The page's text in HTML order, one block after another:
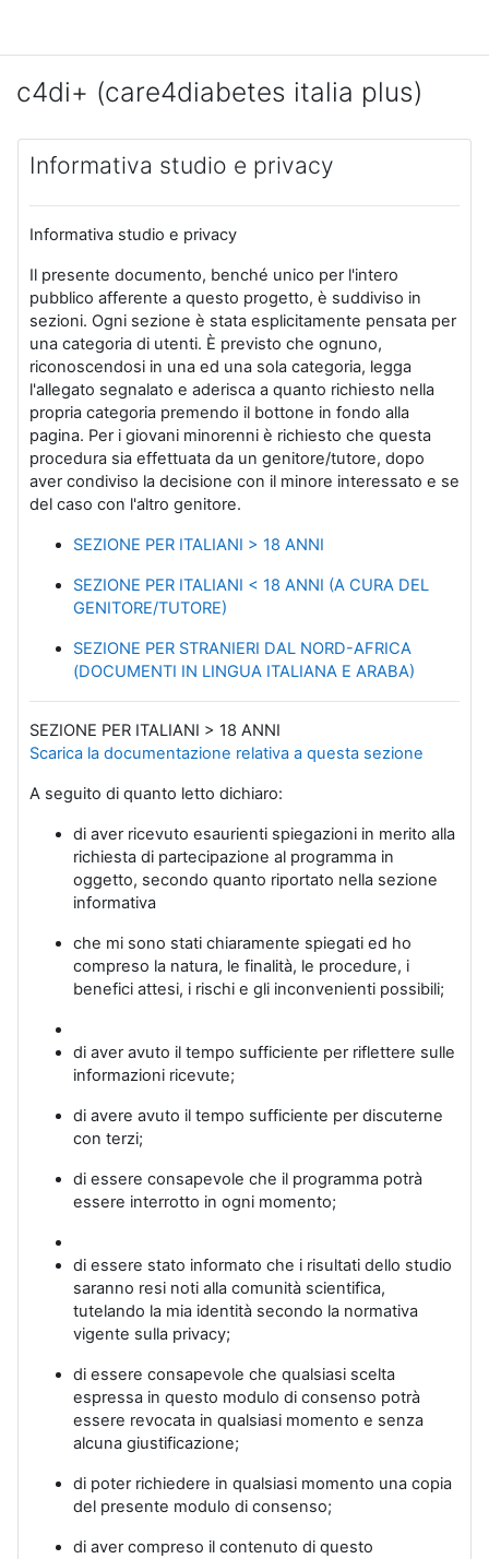
c4di+ (care4diabetes italia plus)
Informativa studio e privacy
Informativa studio e privacy
Il presente documento, benché unico per l'intero
pubblico afferente a questo progetto, è suddiviso in
sezioni. Ogni sezione è stata esplicitamente pensata per
una categoria di utenti. È previsto che ognuno,
riconoscendosi in una ed una sola categoria, legga
l'allegato segnalato e aderisca a quanto richiesto nella
propria categoria premendo il bottone in fondo alla
pagina. Per i giovani minorenni è richiesto che questa
procedura sia effettuata da un genitore/tutore, dopo
aver condiviso la decisione con il minore interessato e se
del caso con l'altro genitore.
SEZIONE PER ITALIANI > 18 ANNI
SEZIONE PER ITALIANI < 18 ANNI (A CURA DEL
GENITORE/TUTORE)
SEZIONE PER STRANIERI DAL NORD-AFRICA
(DOCUMENTI IN LINGUA ITALIANA E ARABA)
SEZIONE PER ITALIANI > 18 ANNI
Scarica la documentazione relativa a questa sezione
A seguito di quanto letto dichiaro:
di aver ricevuto esaurienti spiegazioni in merito alla
richiesta di partecipazione al programma in
oggetto, secondo quanto riportato nella sezione
informativa
che mi sono stati chiaramente spiegati ed ho
compreso la natura, le finalità, le procedure, i
benefici attesi, i rischi e gli inconvenienti possibili;
di aver avuto il tempo sufficiente per riflettere sulle
informazioni ricevute;
di avere avuto il tempo sufficiente per discuterne
con terzi;
di essere consapevole che il programma potrà
essere interrotto in ogni momento;
di essere stato informato che i risultati dello studio
saranno resi noti alla comunità scientifica,
tutelando la mia identità secondo la normativa
vigente sulla privacy;
di essere consapevole che qualsiasi scelta
espressa in questo modulo di consenso potrà
essere revocata in qualsiasi momento e senza
alcuna giustificazione;
di poter richiedere in qualsiasi momento una copia
del presente modulo di consenso;
di aver compreso il contenuto di questo